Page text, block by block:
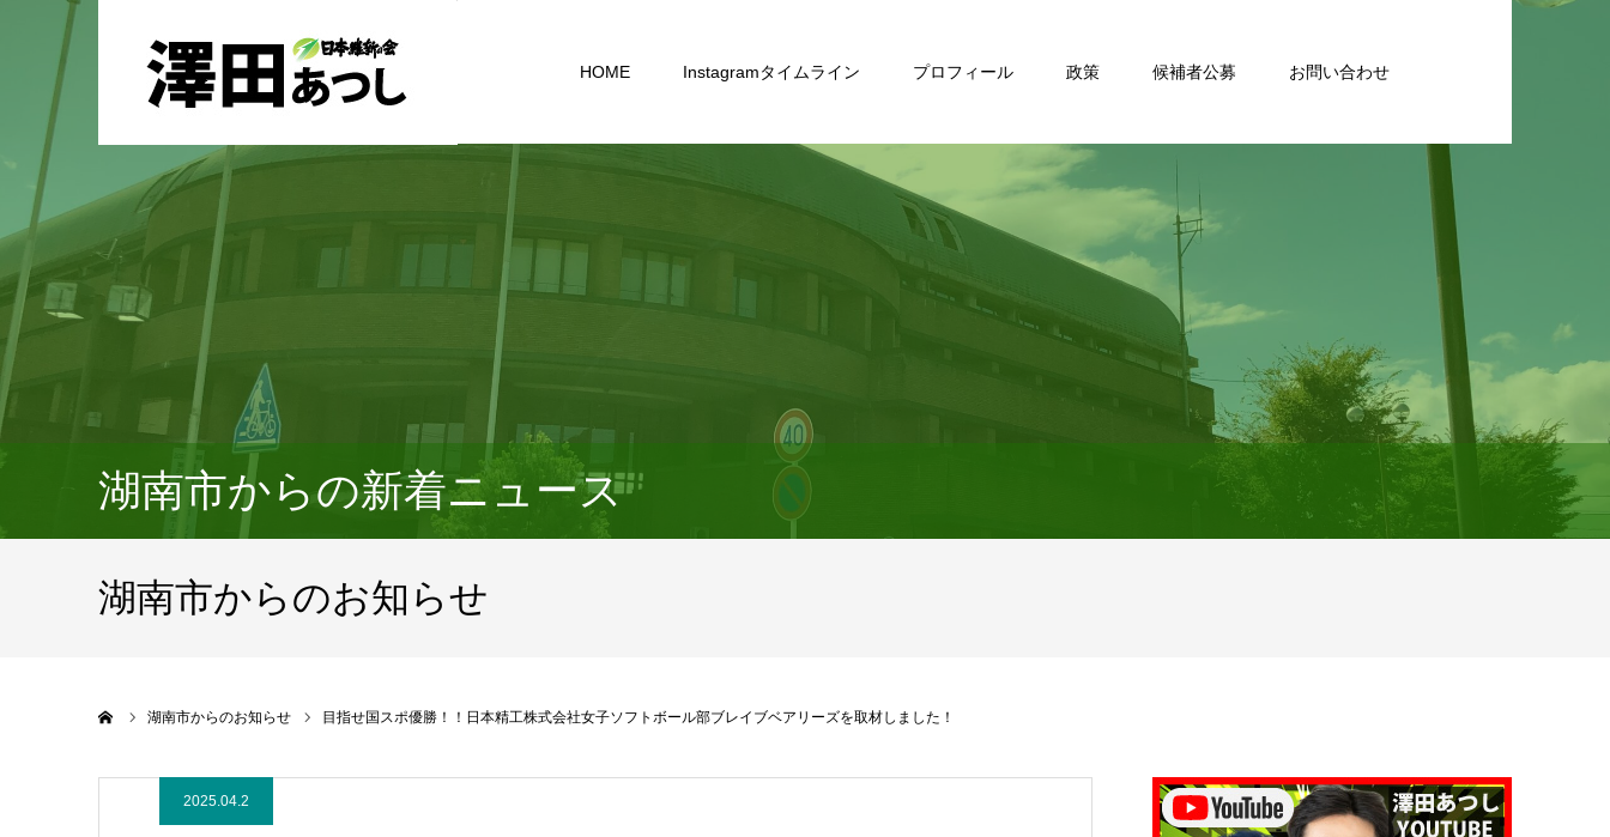
HOME Instagramタイムライン プロフィール 政策 候補者公募 お問い合わせ
湖南市からの新着ニュース
湖南市からのお知らせ
湖南市からのお知らせ 目指せ国スポ優勝！！日本精工株式会社女子ソフトボール部ブレイブベアリーズを取材しました！
2025.04.2